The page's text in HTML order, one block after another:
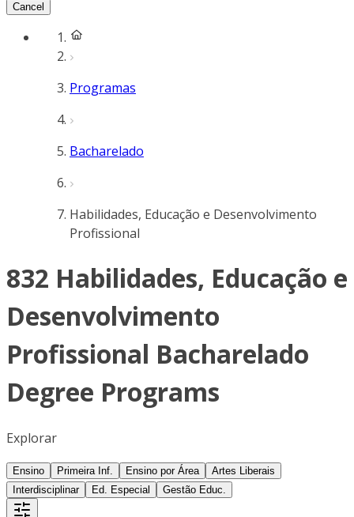
Cancel
Programas
Bacharelado
Habilidades, Educação e Desenvolvimento
Profissional
832 Habilidades, Educação e
Desenvolvimento
Profissional Bacharelado
Degree Programs
Explorar
Ensino Primeira Inf. Ensino por Área
Artes Liberais
Interdisciplinar
Ed. Especial Gestão Educ.